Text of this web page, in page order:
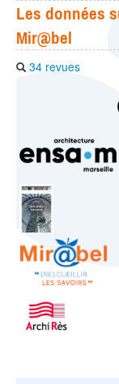
Les données
Mir@bel
34 revues